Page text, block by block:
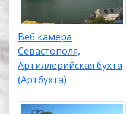
Веб камера
Севастополя,
Артиллерийская бухта
(Артбухта)